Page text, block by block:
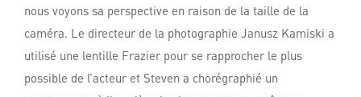
nous voyons sa perspective en raison de la taille de la
caméra. Le directeur de la photographie Janusz Kamiski a
utilisé une lentille Frazier pour se rapprocher le plus
possible de l’acteur et Steven a chorégraphié un